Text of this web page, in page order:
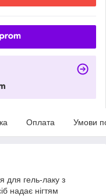
Оплата Умови
для гель-лаку з
надає нігтям